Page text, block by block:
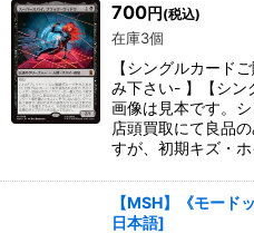
700円 (税込)
在庫3個
【シングルカード
み下さい- 】【シン
画像は見本です。
店頭買取にて良品
すが、初期キズ・
【MSH】《モード
日本語]